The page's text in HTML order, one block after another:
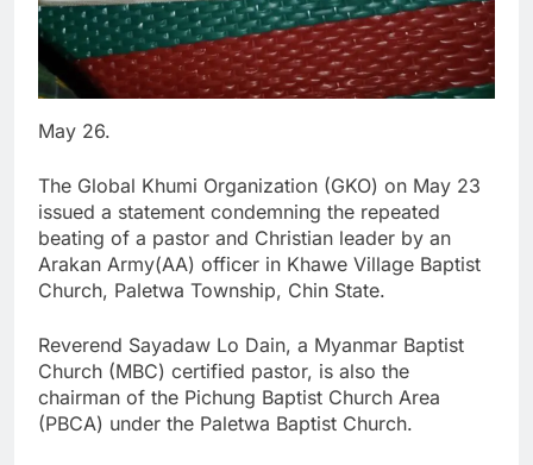
May 26.
The Global Khumi Organization (GKO) on May 23
issued a statement condemning the repeated
beating of a pastor and Christian leader by an
Arakan Army(AA) officer in Khawe Village Baptist
Church, Paletwa Township, Chin State.
Reverend Sayadaw Lo Dain, a Myanmar Baptist
Church (MBC) certified pastor, is also the
chairman of the Pichung Baptist Church Area
(PBCA) under the Paletwa Baptist Church.